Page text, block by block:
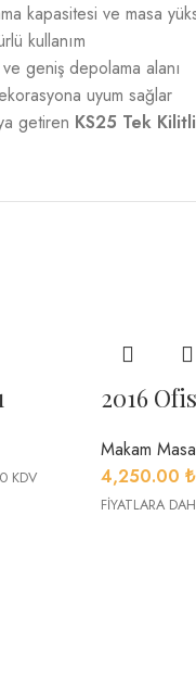
kapasitesi ve masa
kullanım
ve geniş depolama alanı
uyum sağlar
getiren KS25 Tek Kilitli
KDV
2016
Makam
4,250.00 ₺
FİYATLARA